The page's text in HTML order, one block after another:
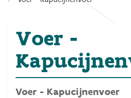
Voer -
Voer - Kapucijnenvoer